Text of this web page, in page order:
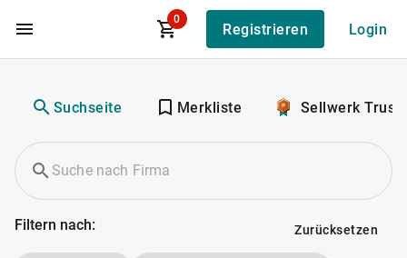
Zum Hauptinhalt
0
Registrieren Login
Suchseite Merkliste Sellwerk
Filtern nach: Zurücksetzen